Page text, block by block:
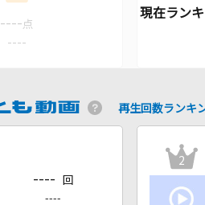
---- 点
----
再生回数ランキ
---- 回
----
2